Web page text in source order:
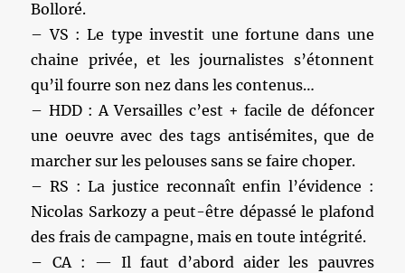
Bolloré.
– VS : Le type investit une fortune dans une
chaine privée, et les journalistes s’étonnent
qu’il fourre son nez dans les contenus…
– HDD : A Versailles c’est + facile de défoncer
une oeuvre avec des tags antisémites, que de
marcher sur les pelouses sans se faire choper.
– RS : La justice reconnaît enfin l’évidence :
Nicolas Sarkozy a peut-être dépassé le plafond
des frais de campagne, mais en toute intégrité.
– CA : — Il faut d’abord aider les pauvres